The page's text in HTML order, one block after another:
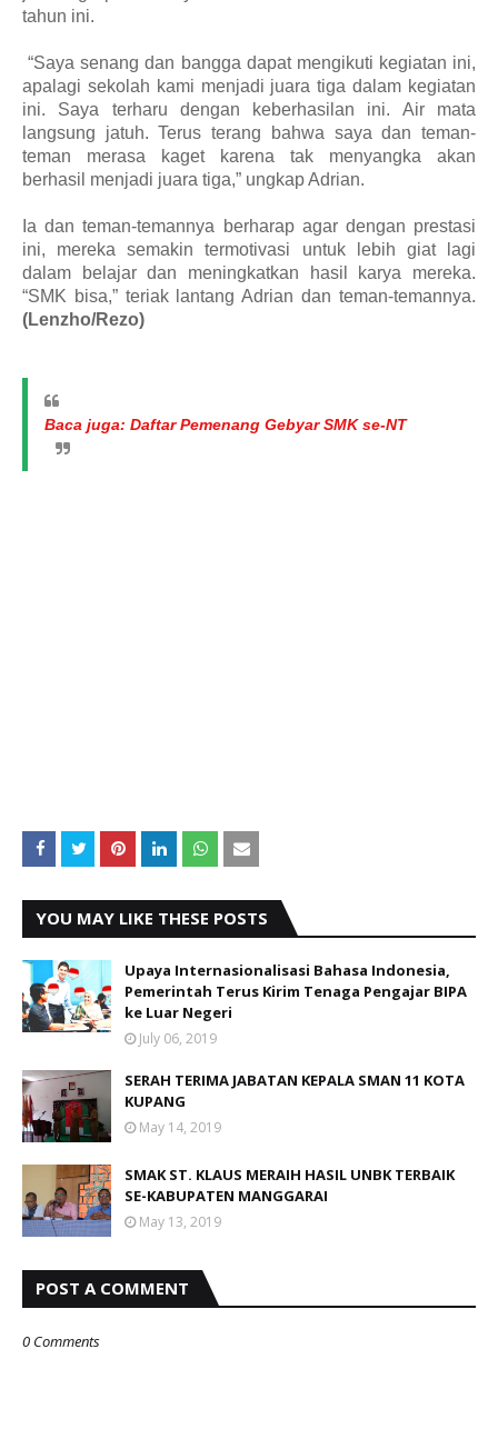
tahun ini.
“Saya senang dan bangga dapat mengikuti kegiatan ini,
apalagi sekolah kami menjadi juara tiga dalam kegiatan
ini. Saya terharu dengan keberhasilan ini. Air mata
langsung jatuh. Terus terang bahwa saya dan teman-
teman merasa kaget karena tak menyangka akan
berhasil menjadi juara tiga,” ungkap Adrian.
Ia dan teman-temannya berharap agar dengan prestasi
ini, mereka semakin termotivasi untuk lebih giat lagi
dalam belajar dan meningkatkan hasil karya mereka.
“SMK bisa,” teriak lantang Adrian dan teman-temannya.
(Lenzho/Rezo)
Baca juga: Daftar Pemenang Gebyar SMK se-NT
YOU MAY LIKE THESE POSTS
Upaya Internasionalisasi Bahasa Indonesia,
Pemerintah Terus Kirim Tenaga Pengajar BIPA
ke Luar Negeri
July 06, 2019
SERAH TERIMA JABATAN KEPALA SMAN 11 KOTA
KUPANG
May 14, 2019
SMAK ST. KLAUS MERAIH HASIL UNBK TERBAIK
SE-KABUPATEN MANGGARAI
May 13, 2019
POST A COMMENT
0 Comments